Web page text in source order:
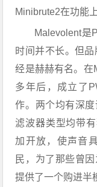
Minibrute2在功能
Malevolent是
时间并不长。但
经是赫赫有名。在
多年后，成立了
作。两个均有深
滤波器类型均带
加开放，使声音
民，为了那些曾
提供了一个购进半